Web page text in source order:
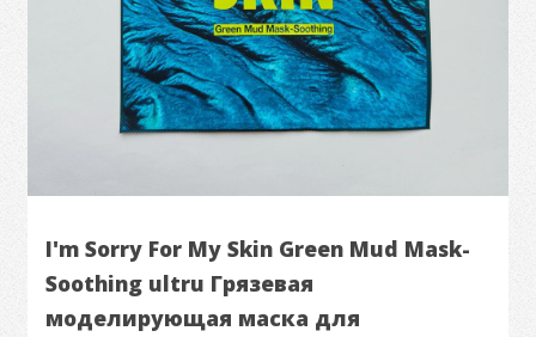
I'm Sorry For My Skin Green Mud Mask-
Soothing ultru Грязевая
моделирующая маска для